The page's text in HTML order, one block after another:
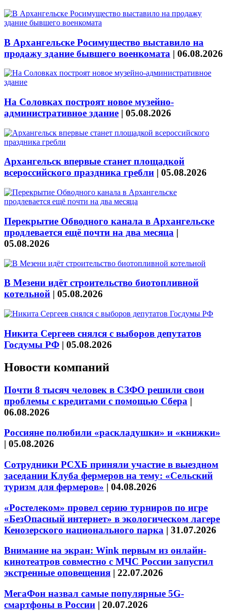
В Архангельске Росимущество выставило на
продажу здание бывшего военкомата | 06.08.2026
На Соловках построят новое музейно-
административное здание | 05.08.2026
Архангельск впервые станет площадкой
всероссийского праздника гребли | 05.08.2026
Перекрытие Обводного канала в Архангельске
продлевается ещё почти на два месяца |
05.08.2026
В Мезени идёт строительство биотопливной
котельной | 05.08.2026
Никита Сергеев снялся с выборов депутатов
Госдумы РФ | 05.08.2026
Новости компаний
Почти 8 тысяч человек в СЗФО решили свои
проблемы с кредитами с помощью Сбера |
06.08.2026
Россияне полюбили «раскладушки» и «книжки»
| 05.08.2026
Сотрудники РСХБ приняли участие в выездном
заседании Клуба фермеров на тему: «Сельский
туризм для фермеров» | 04.08.2026
«Ростелеком» провел серию турниров по игре
«БезОпасный интернет» в экологическом лагере
Кенозерского национального парка | 31.07.2026
Внимание на экран: Wink первым из онлайн-
кинотеатров совместно с МЧС России запустил
экстренные оповещения | 22.07.2026
МегаФон назвал самые популярные 5G-
смартфоны в России | 20.07.2026